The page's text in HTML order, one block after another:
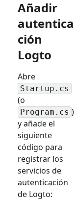
Añadir
autentica
ción
Logto
Abre
Startup.cs
(o
Program.cs )
y añade el
siguiente
código para
registrar los
servicios de
autenticación
de Logto: